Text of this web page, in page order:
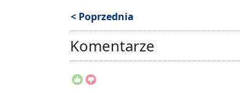
< Poprzednia
Komentarze